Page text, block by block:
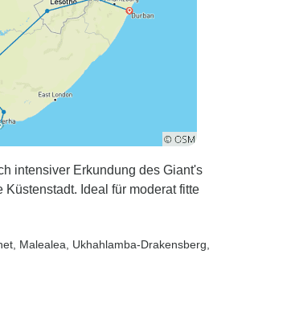
intensiver Erkundung des Giant's
Ideal für moderat fitte
, Malealea , Ukhahlamba-Drakensberg